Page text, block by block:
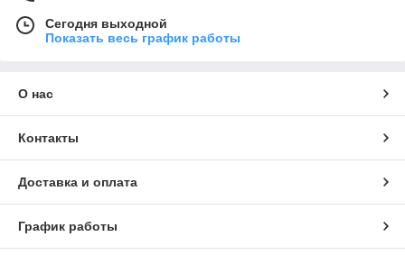
Сегодня выходной
Показать весь график работы
О нас
Контакты
Доставка и оплата
График работы